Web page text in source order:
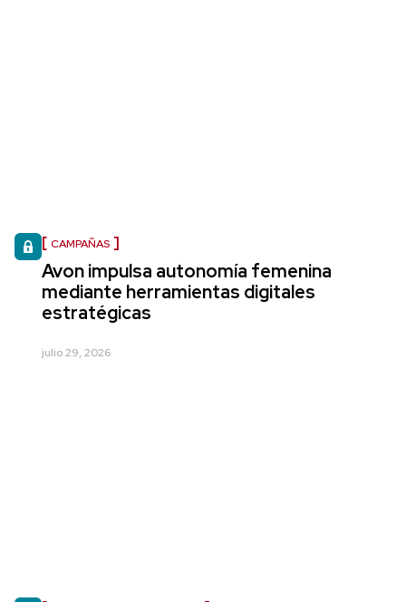
CAMPAÑAS
Avon impulsa autonomía femenina
mediante herramientas digitales
estratégicas
julio 29, 2026